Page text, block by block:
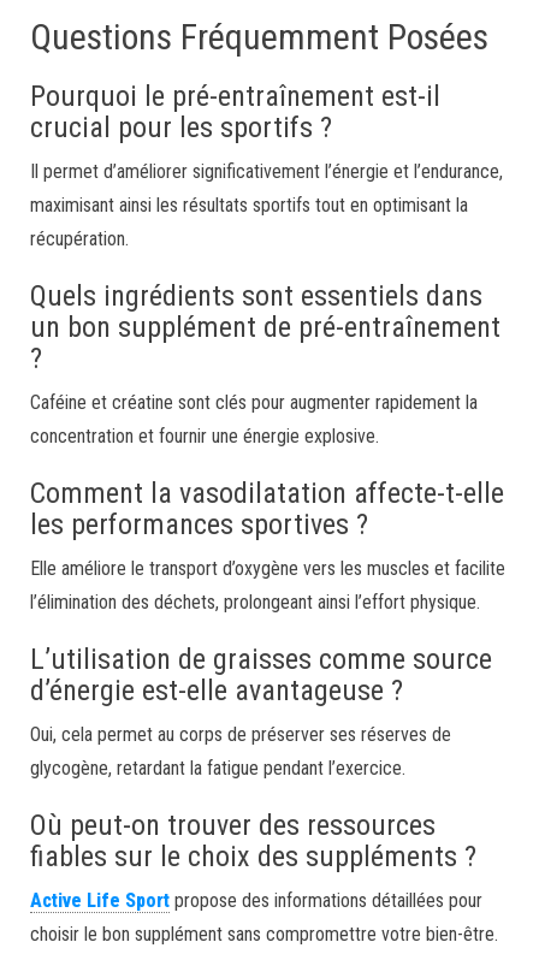
Questions Fréquemment Posées
Pourquoi le pré-entraînement est-il
crucial pour les sportifs ?
Il permet d’améliorer significativement l’énergie et l’endurance,
maximisant ainsi les résultats sportifs tout en optimisant la
récupération.
Quels ingrédients sont essentiels dans
un bon supplément de pré-entraînement
?
Caféine et créatine sont clés pour augmenter rapidement la
concentration et fournir une énergie explosive.
Comment la vasodilatation affecte-t-elle
les performances sportives ?
Elle améliore le transport d’oxygène vers les muscles et facilite
l’élimination des déchets, prolongeant ainsi l’effort physique.
L’utilisation de graisses comme source
d’énergie est-elle avantageuse ?
Oui, cela permet au corps de préserver ses réserves de
glycogène, retardant la fatigue pendant l’exercice.
Où peut-on trouver des ressources
fiables sur le choix des suppléments ?
Active Life Sport propose des informations détaillées pour
choisir le bon supplément sans compromettre votre bien-être.